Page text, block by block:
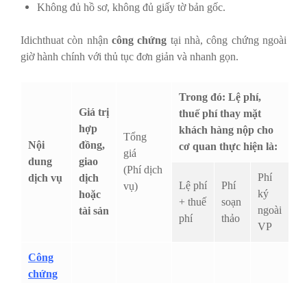
Không đủ hồ sơ, không đủ giấy tờ bản gốc.
Idichthuat còn nhận công chứng tại nhà, công chứng ngoài
giờ hành chính với thủ tục đơn giản và nhanh gọn.
Nội
dung
dịch vụ
Giá trị
hợp
đồng,
giao
dịch
hoặc
tài sản
Tổng
giá
(Phí dịch
vụ)
Trong đó: Lệ phí,
thuế phí thay mặt
khách hàng nộp cho
cơ quan thực hiện là:
Lệ phí
+ thuế
phí
Phí
soạn
thảo
Phí
ký
ngoài
VP
Công
chứng